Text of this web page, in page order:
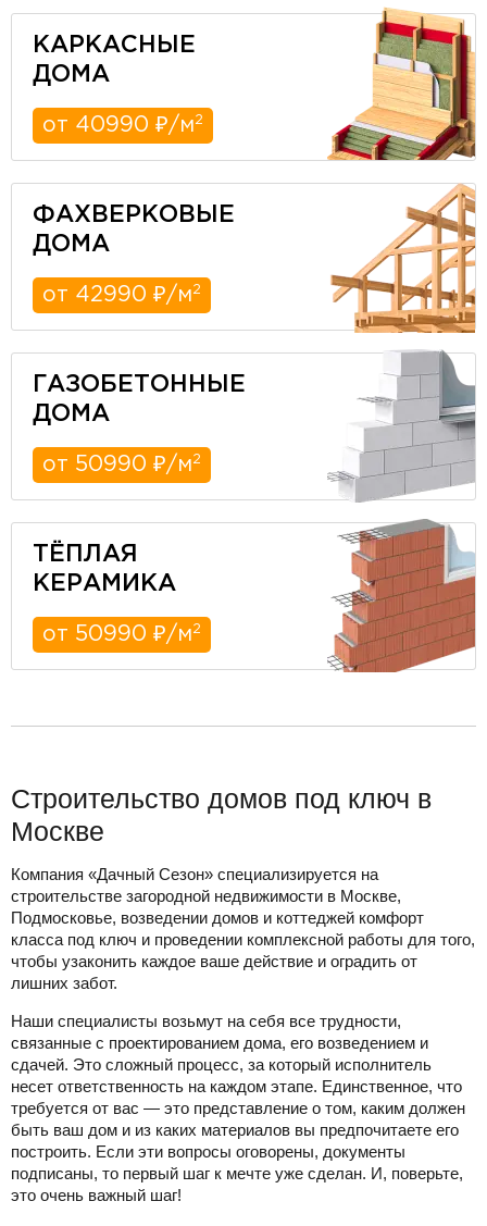
КАРКАСНЫЕ
ДОМА
от 40990 ₽/м2
ФАХВЕРКОВЫЕ
ДОМА
от 42990 ₽/м2
ГАЗОБЕТОННЫЕ
ДОМА
от 50990 ₽/м2
ТЁПЛАЯ
КЕРАМИКА
от 50990 ₽/м2
Строительство домов под ключ в
Москве
Компания «Дачный Сезон» специализируется на
строительстве загородной недвижимости в Москве,
Подмосковье, возведении домов и коттеджей комфорт
класса под ключ и проведении комплексной работы для того,
чтобы узаконить каждое ваше действие и оградить от
лишних забот.
Наши специалисты возьмут на себя все трудности,
связанные с проектированием дома, его возведением и
сдачей. Это сложный процесс, за который исполнитель
несет ответственность на каждом этапе. Единственное, что
требуется от вас — это представление о том, каким должен
быть ваш дом и из каких материалов вы предпочитаете его
построить. Если эти вопросы оговорены, документы
подписаны, то первый шаг к мечте уже сделан. И, поверьте,
это очень важный шаг!